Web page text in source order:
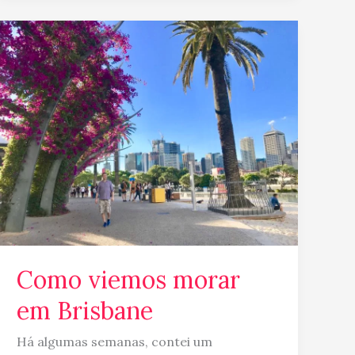
Como viemos morar
em Brisbane
Há algumas semanas, contei um
Como
viemos
morar
em
Brisbane